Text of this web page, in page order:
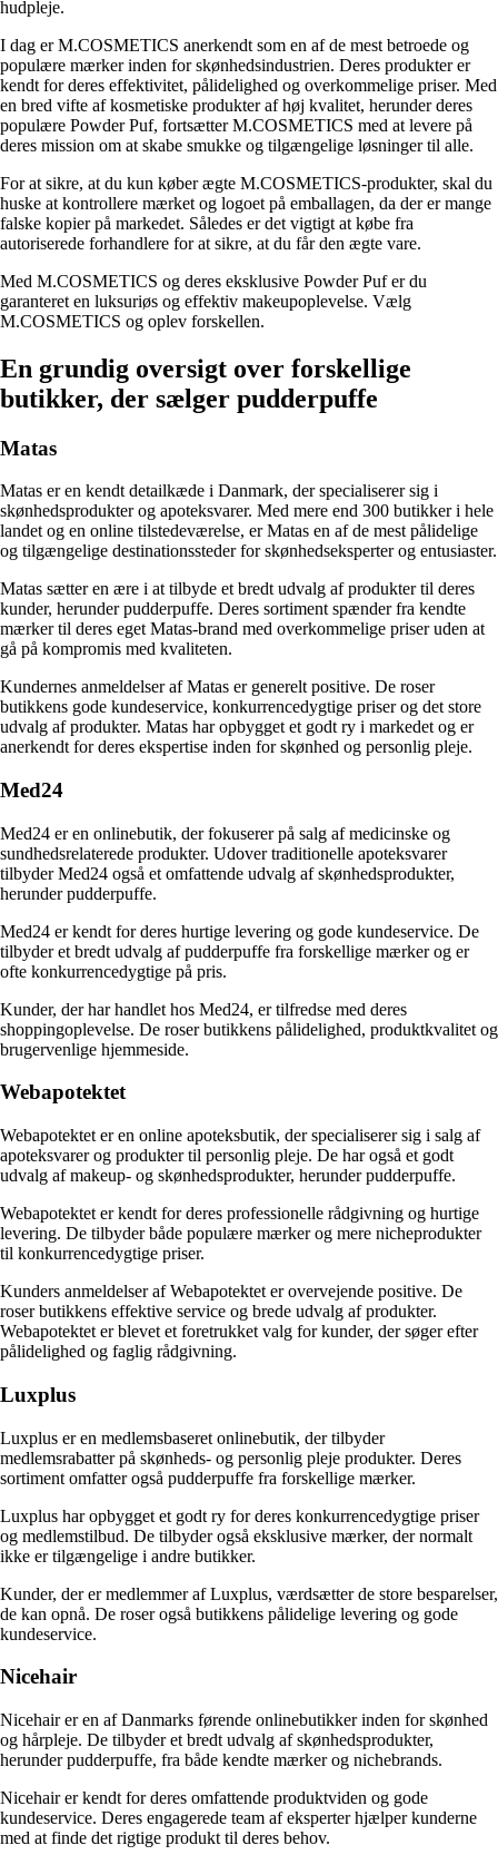
hudpleje.
I dag er M.COSMETICS anerkendt som en af de mest betroede og
populære mærker inden for skønhedsindustrien. Deres produkter er
kendt for deres effektivitet, pålidelighed og overkommelige priser. Med
en bred vifte af kosmetiske produkter af høj kvalitet, herunder deres
populære Powder Puf, fortsætter M.COSMETICS med at levere på
deres mission om at skabe smukke og tilgængelige løsninger til alle.
For at sikre, at du kun køber ægte M.COSMETICS-produkter, skal du
huske at kontrollere mærket og logoet på emballagen, da der er mange
falske kopier på markedet. Således er det vigtigt at købe fra
autoriserede forhandlere for at sikre, at du får den ægte vare.
Med M.COSMETICS og deres eksklusive Powder Puf er du
garanteret en luksuriøs og effektiv makeupoplevelse. Vælg
M.COSMETICS og oplev forskellen.
En grundig oversigt over forskellige
butikker, der sælger pudderpuffe
Matas
Matas er en kendt detailkæde i Danmark, der specialiserer sig i
skønhedsprodukter og apoteksvarer. Med mere end 300 butikker i hele
landet og en online tilstedeværelse, er Matas en af de mest pålidelige
og tilgængelige destinationssteder for skønhedseksperter og entusiaster.
Matas sætter en ære i at tilbyde et bredt udvalg af produkter til deres
kunder, herunder pudderpuffe. Deres sortiment spænder fra kendte
mærker til deres eget Matas-brand med overkommelige priser uden at
gå på kompromis med kvaliteten.
Kundernes anmeldelser af Matas er generelt positive. De roser
butikkens gode kundeservice, konkurrencedygtige priser og det store
udvalg af produkter. Matas har opbygget et godt ry i markedet og er
anerkendt for deres ekspertise inden for skønhed og personlig pleje.
Med24
Med24 er en onlinebutik, der fokuserer på salg af medicinske og
sundhedsrelaterede produkter. Udover traditionelle apoteksvarer
tilbyder Med24 også et omfattende udvalg af skønhedsprodukter,
herunder pudderpuffe.
Med24 er kendt for deres hurtige levering og gode kundeservice. De
tilbyder et bredt udvalg af pudderpuffe fra forskellige mærker og er
ofte konkurrencedygtige på pris.
Kunder, der har handlet hos Med24, er tilfredse med deres
shoppingoplevelse. De roser butikkens pålidelighed, produktkvalitet og
brugervenlige hjemmeside.
Webapotektet
Webapotektet er en online apoteksbutik, der specialiserer sig i salg af
apoteksvarer og produkter til personlig pleje. De har også et godt
udvalg af makeup- og skønhedsprodukter, herunder pudderpuffe.
Webapotektet er kendt for deres professionelle rådgivning og hurtige
levering. De tilbyder både populære mærker og mere nicheprodukter
til konkurrencedygtige priser.
Kunders anmeldelser af Webapotektet er overvejende positive. De
roser butikkens effektive service og brede udvalg af produkter.
Webapotektet er blevet et foretrukket valg for kunder, der søger efter
pålidelighed og faglig rådgivning.
Luxplus
Luxplus er en medlemsbaseret onlinebutik, der tilbyder
medlemsrabatter på skønheds- og personlig pleje produkter. Deres
sortiment omfatter også pudderpuffe fra forskellige mærker.
Luxplus har opbygget et godt ry for deres konkurrencedygtige priser
og medlemstilbud. De tilbyder også eksklusive mærker, der normalt
ikke er tilgængelige i andre butikker.
Kunder, der er medlemmer af Luxplus, værdsætter de store besparelser,
de kan opnå. De roser også butikkens pålidelige levering og gode
kundeservice.
Nicehair
Nicehair er en af Danmarks førende onlinebutikker inden for skønhed
og hårpleje. De tilbyder et bredt udvalg af skønhedsprodukter,
herunder pudderpuffe, fra både kendte mærker og nichebrands.
Nicehair er kendt for deres omfattende produktviden og gode
kundeservice. Deres engagerede team af eksperter hjælper kunderne
med at finde det rigtige produkt til deres behov.